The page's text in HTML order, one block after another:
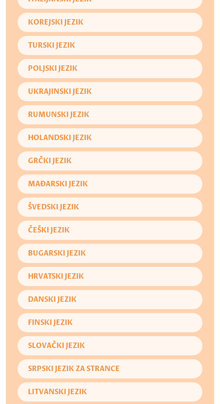
KOREJSKI JEZIK
TURSKI JEZIK
POLJSKI JEZIK
UKRAJINSKI JEZIK
RUMUNSKI JEZIK
HOLANDSKI JEZIK
GRČKI JEZIK
MAĐARSKI JEZIK
ŠVEDSKI JEZIK
ČEŠKI JEZIK
BUGARSKI JEZIK
HRVATSKI JEZIK
DANSKI JEZIK
FINSKI JEZIK
SLOVAČKI JEZIK
SRPSKI JEZIK ZA STRANCE
LITVANSKI JEZIK